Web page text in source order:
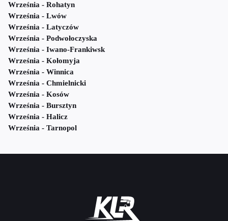
Września - Rohatyn
Września - Lwów
Września - Latyczów
Września - Podwołoczyska
Września - Iwano-Frankiwsk
Września - Kołomyja
Września - Winnica
Września - Chmielnicki
Września - Kosów
Września - Bursztyn
Września - Halicz
Września - Tarnopol